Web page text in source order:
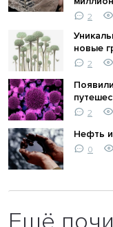
2
новые
2
2
Нефть
0